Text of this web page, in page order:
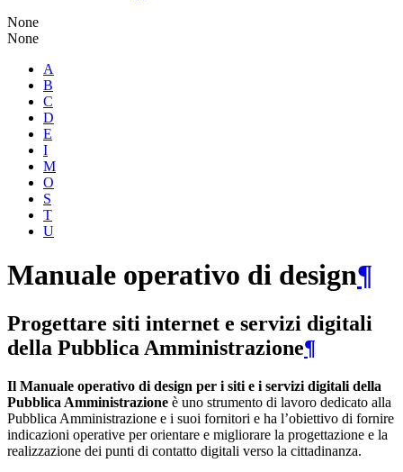
None
None
A
B
C
D
E
I
M
O
S
T
U
Manuale operativo di design¶
Progettare siti internet e servizi digitali
della Pubblica Amministrazione¶
Il Manuale operativo di design per i siti e i servizi digitali della
Pubblica Amministrazione è uno strumento di lavoro dedicato alla
Pubblica Amministrazione e i suoi fornitori e ha l’obiettivo di fornire
indicazioni operative per orientare e migliorare la progettazione e la
realizzazione dei punti di contatto digitali verso la cittadinanza.